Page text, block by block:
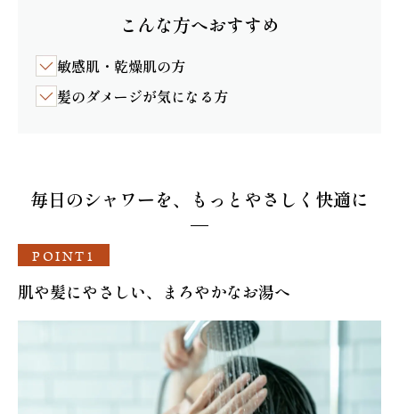
こんな方へおすすめ
敏感肌・乾燥肌の方
髪のダメージが気になる方
毎日のシャワーを、もっとやさしく快適に
POINT1
肌や髪にやさしい、まろやかなお湯へ